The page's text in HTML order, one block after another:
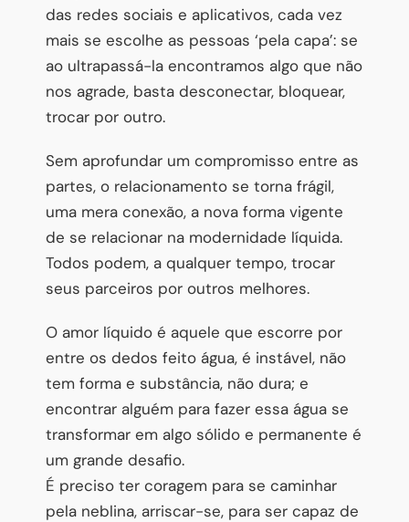
das redes sociais e aplicativos, cada vez
mais se escolhe as pessoas ‘pela capa’: se
ao ultrapassá-la encontramos algo que não
nos agrade, basta desconectar, bloquear,
trocar por outro.
Sem aprofundar um compromisso entre as
partes, o relacionamento se torna frágil,
uma mera conexão, a nova forma vigente
de se relacionar na modernidade líquida.
Todos podem, a qualquer tempo, trocar
seus parceiros por outros melhores.
O amor líquido é aquele que escorre por
entre os dedos feito água, é instável, não
tem forma e substância, não dura; e
encontrar alguém para fazer essa água se
transformar em algo sólido e permanente é
um grande desafio.
É preciso ter coragem para se caminhar
pela neblina, arriscar-se, para ser capaz de